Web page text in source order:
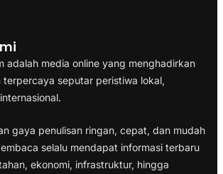
adalah media online yang menghadirkan
seputar peristiwa lokal,
gaya penulisan ringan, cepat, dan mudah
selalu mendapat informasi terbaru
ekonomi, infrastruktur, hingga